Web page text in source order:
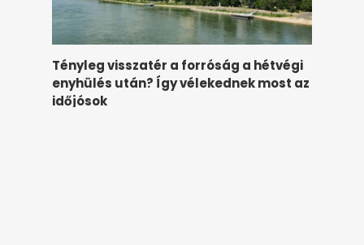
Tényleg visszatér a forróság a hétvégi
enyhülés után? Így vélekednek most az
időjósok